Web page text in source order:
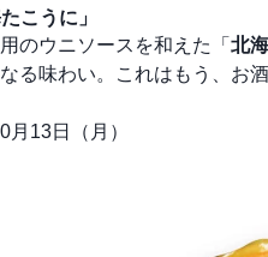
こうに」
のウニソースを和えた「 北
る味わい。これはもう、お
13日（月）